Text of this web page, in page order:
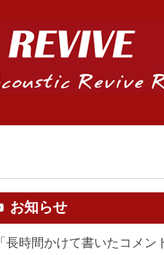
お知らせ
「長時間かけて書いたコメ